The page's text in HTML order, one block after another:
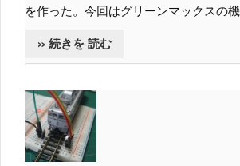
を作った。今回はグリーンマックスの機
» 続きを 読む